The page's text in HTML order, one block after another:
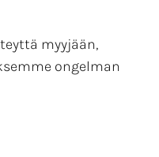
myyjään,
ongelman